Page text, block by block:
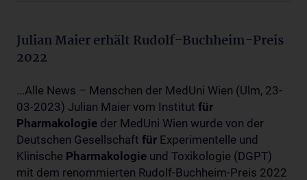
Julian Maier erhält Rudolf-Buchheim-Preis
2022
...Alle News – Menschen der MedUni Wien (Ulm, 23-
03-2023) Julian Maier vom Institut für
Pharmakologie der MedUni Wien wurde von der
Deutschen Gesellschaft für Experimentelle und
Klinische Pharmakologie und Toxikologie (DGPT)
mit dem renommierten Rudolf-Buchheim-Preis 2022